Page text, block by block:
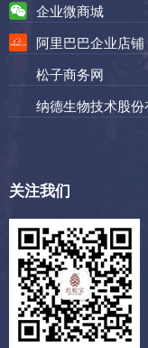
企业微商城
阿里巴巴企业店铺
松子商务网
纳德生物技术股份
关注我们